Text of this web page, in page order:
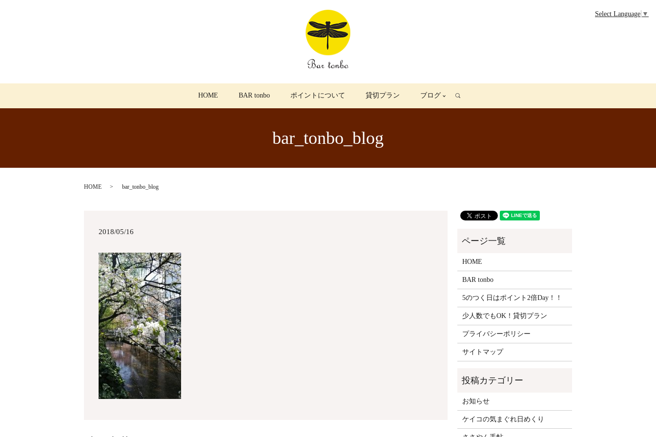
Select Language ▼
HOME BAR tonbo ポイントについて 貸切プラン ブログ search
bar_tonbo_blog
HOME bar_tonbo_blog
2018/05/16
HOME
BAR tonbo
5のつく日はポイント2倍Day！！
少人数でもOK！貸切プラン
プライバシーポリシー
サイトマップ
お知らせ
ケイコの気まぐれ日めくり